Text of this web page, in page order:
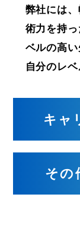
弊社には
術力を持
ベルの高い
自分のレ
キャ
その